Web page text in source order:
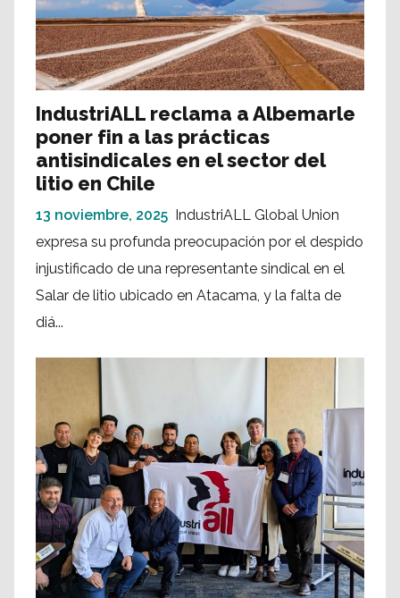
IndustriALL reclama a Albemarle
poner fin a las prácticas
antisindicales en el sector del
litio en Chile
13 noviembre, 2025
IndustriALL Global Union
expresa su profunda preocupación por el despido
injustificado de una representante sindical en el
Salar de litio ubicado en Atacama, y la falta de
diá...